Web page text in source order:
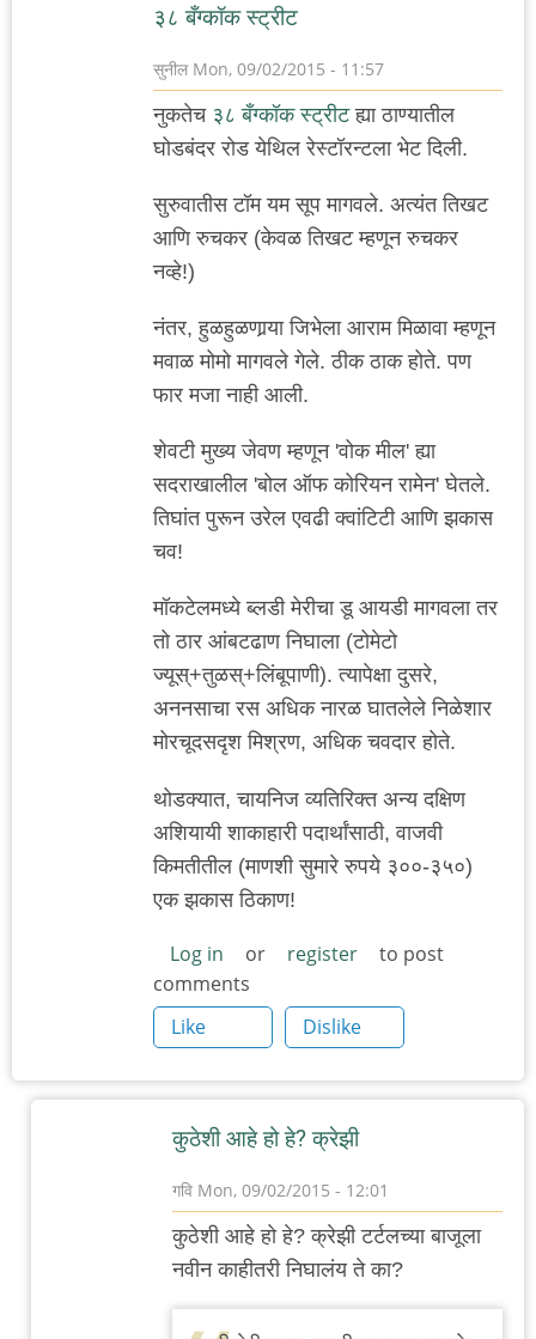
३८ बँग्कॉक स्ट्रीट
सुनील Mon, 09/02/2015 - 11:57
नुकतेच ३८ बँग्कॉक स्ट्रीटह्या ठाण्यातील
घोडबंदर रोड येथिल रेस्टॉरन्टला भेट दिली.
सुरुवातीस टॉम यम सूप मागवले. अत्यंत तिखट
आणि रुचकर (केवळ तिखट म्हणून रुचकर
नव्हे!)
नंतर, हुळहुळणार्‍या जिभेला आराम मिळावा म्हणून
मवाळ मोमो मागवले गेले. ठीक ठाक होते. पण
फार मजा नाही आली.
शेवटी मुख्य जेवण म्हणून 'वोक मील' ह्या
सदराखालील 'बोल ऑफ कोरियन रामेन' घेतले.
तिघांत पुरून उरेल एवढी क्वांटिटी आणि झकास
चव!
मॉकटेलमध्ये ब्लडी मेरीचा डू आयडी मागवला तर
तो ठार आंबटढाण निघाला (टोमेटो
ज्यूस्+तुळस्+लिंबूपाणी). त्यापेक्षा दुसरे,
अननसाचा रस अधिक नारळ घातलेले निळेशार
मोरचूदसदृश मिश्रण, अधिक चवदार होते.
थोडक्यात, चायनिज व्यतिरिक्त अन्य दक्षिण
अशियायी शाकाहारी पदार्थांसाठी, वाजवी
किमतीतील (माणशी सुमारे रुपये ३००-३५०)
एक झकास ठिकाण!
Log in or register
to post
comments
Like
Dislike
कुठेशी आहे हो हे? क्रेझी
गवि Mon, 09/02/2015 - 12:01
In
reply
कुठेशी आहे हो हे? क्रेझी टर्टलच्या बाजूला
नवीन काहीतरी निघालंय ते का?